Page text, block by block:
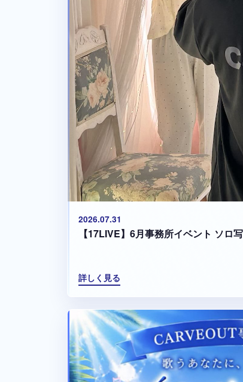
2026.07.31
【17LIVE】6月事務所イベント ソロ
詳しく見る